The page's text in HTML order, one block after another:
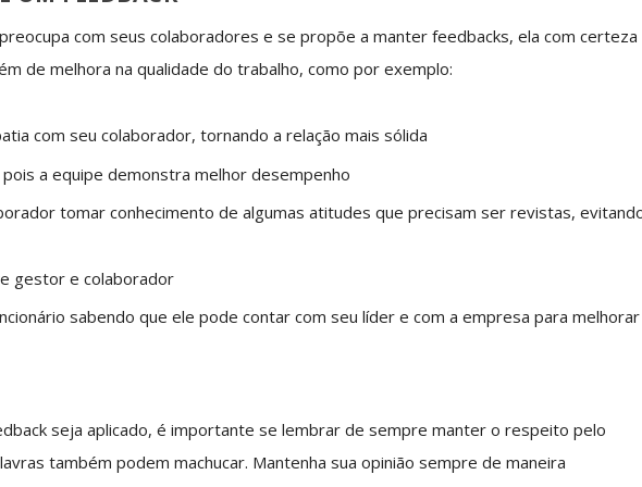
com seus colaboradores e se propõe a manter feedbacks, ela com certeza
de melhora na qualidade do trabalho, como por exemplo:
com seu colaborador, tornando a relação mais sólida
a equipe demonstra melhor desempenho
tomar conhecimento de algumas atitudes que precisam ser revistas,
gestor e colaborador
sabendo que ele pode contar com seu líder e com a empresa para melhorar
seja aplicado, é importante se lembrar de sempre manter o respeito pelo
também podem machucar. Mantenha sua opinião sempre de maneira